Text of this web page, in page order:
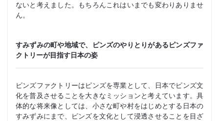
ないと考えました。もちろんこれはいまでも変わりありませ
ん。
すみずみの町や地域で、ピンズのやりとりがあるピンズファ
クトリーが目指す日本の姿
ピンズファクトリーはピンズを専業として、日本でピンズ文
化を普及させることを大きなミッションと考えています。具
体的な将来像としては、小さな町や村をはじめとする日本の
すみずみにまで、ピンズを文化として浸透させることを目ざ